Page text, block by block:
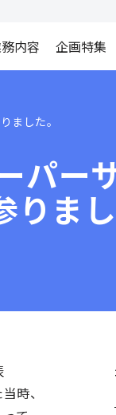
内容 企画特集
ました。
ー
まし
時、